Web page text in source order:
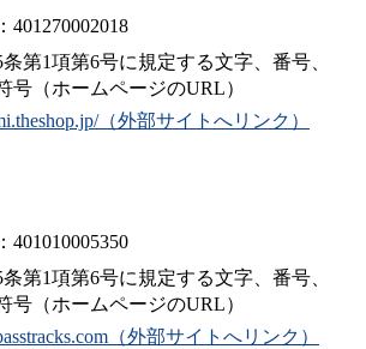
401270002018
第1項第6号に規定する文字、番号、
号（ホームページのURL）
（外部サイトへリンク）
401010005350
第1項第6号に規定する文字、番号、
号（ホームページのURL）
（外部サイトへリンク）